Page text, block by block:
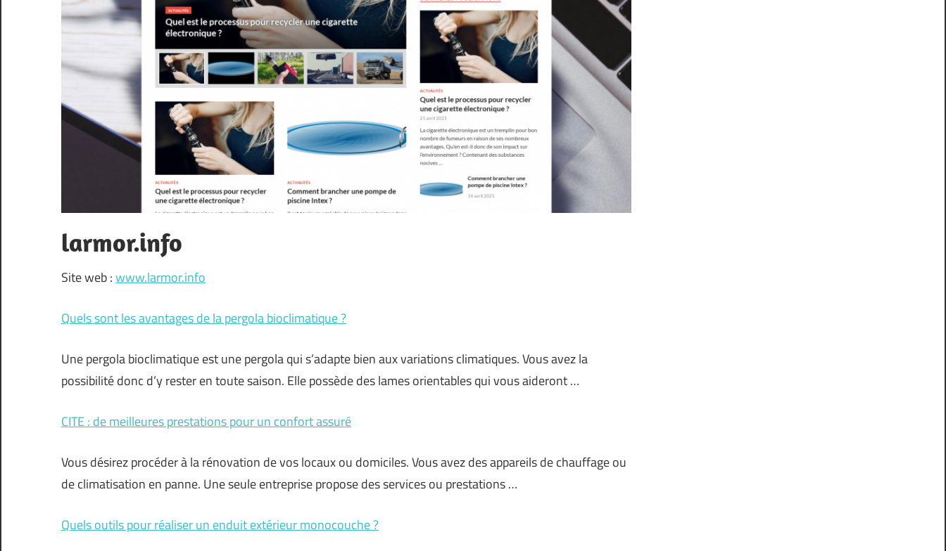
larmor.info
Site web :www.larmor.info
Quels sont les avantages de la pergola bioclimatique ?
Une pergola bioclimatique est une pergola qui s’adapte bien aux variations climatiques. Vous avez la
possibilité donc d’y rester en toute saison. Elle possède des lames orientables qui vous aideront …
CITE : de meilleures prestations pour un confort assuré
Vous désirez procéder à la rénovation de vos locaux ou domiciles. Vous avez des appareils de chauffage ou
de climatisation en panne. Une seule entreprise propose des services ou prestations …
Quels outils pour réaliser un enduit extérieur monocouche ?